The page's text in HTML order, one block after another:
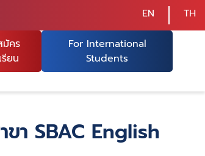
EN
TH
มัคร
เรียน
For International
Students
า SBAC English